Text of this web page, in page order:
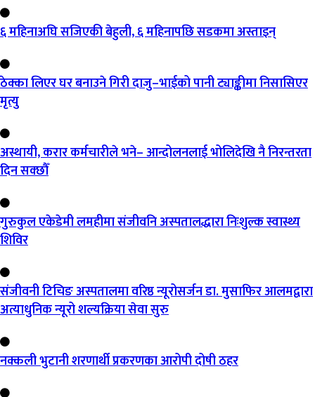
६ महिनाअघि सजिएकी बेहुली, ६ महिनापछि सडकमा अस्ताइन्
ठेक्का लिएर घर बनाउने गिरी दाजु–भाईको पानी ट्याङ्कीमा निसासिएर
मृत्यु
अस्थायी, करार कर्मचारीले भने– आन्दोलनलाई भोलिदेखि नै निरन्तरता
दिन सक्छौँ
गुरुकुल एकेडेमी लमहीमा संजीवनि अस्पतालद्धारा निःशुल्क स्वास्थ्य
शिविर
संजीवनी टिचिङ अस्पतालमा वरिष्ठ न्यूरोसर्जन डा. मुसाफिर आलमद्वारा
अत्याधुनिक न्यूरो शल्यक्रिया सेवा सुरु
नक्कली भुटानी शरणार्थी प्रकरणका आरोपी दोषी ठहर